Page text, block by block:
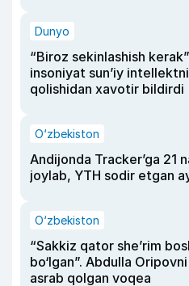
Dunyo
“Biroz sekinlashish
insoniyat sun’iy
qolishidan xavotir bildirdi
O‘zbekiston
Andijonda Tracker’ga 21
joylab, YTH sodir etgan
O‘zbekiston
“Sakkiz qator she’rim
bo‘lgan”. Abdulla
asrab qolgan voqea